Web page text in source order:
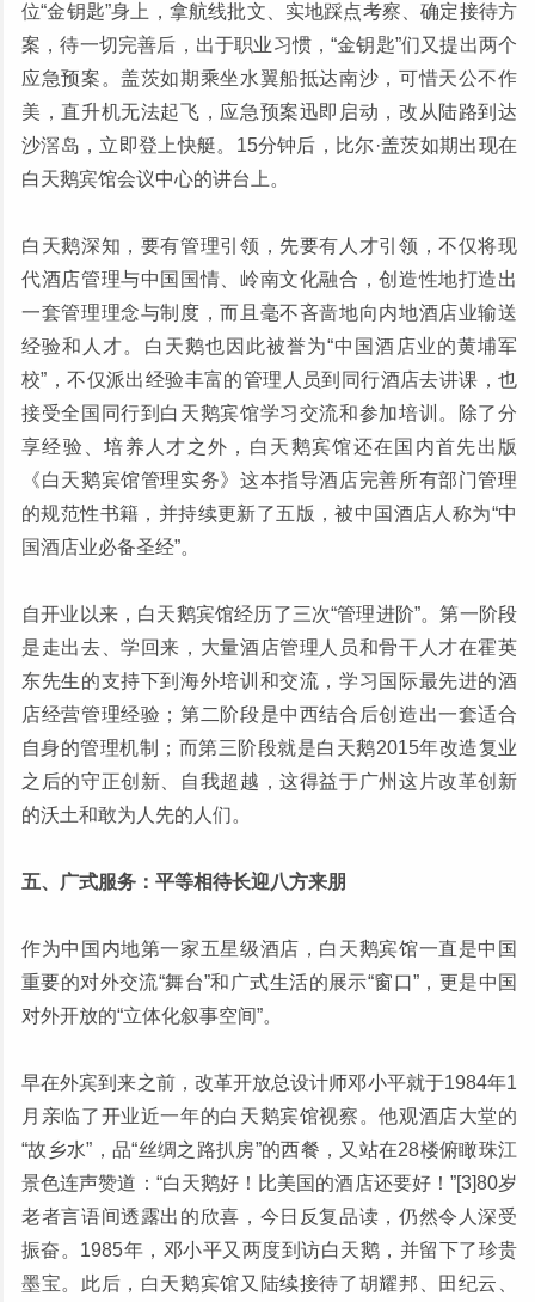
位“金钥匙”身上，拿航线批文、实地踩点考察、确定接待方
案，待一切完善后，出于职业习惯，“金钥匙”们又提出两个
应急预案。盖茨如期乘坐水翼船抵达南沙，可惜天公不作
美，直升机无法起飞，应急预案迅即启动，改从陆路到达
沙滘岛，立即登上快艇。15分钟后，比尔·盖茨如期出现在
白天鹅宾馆会议中心的讲台上。
白天鹅深知，要有管理引领，先要有人才引领，不仅将现
代酒店管理与中国国情、岭南文化融合，创造性地打造出
一套管理理念与制度，而且毫不吝啬地向内地酒店业输送
经验和人才。白天鹅也因此被誉为“中国酒店业的黄埔军
校”，不仅派出经验丰富的管理人员到同行酒店去讲课，也
接受全国同行到白天鹅宾馆学习交流和参加培训。除了分
享经验、培养人才之外，白天鹅宾馆还在国内首先出版
《白天鹅宾馆管理实务》这本指导酒店完善所有部门管理
的规范性书籍，并持续更新了五版，被中国酒店人称为“中
国酒店业必备圣经”。
自开业以来，白天鹅宾馆经历了三次“管理进阶”。第一阶段
是走出去、学回来，大量酒店管理人员和骨干人才在霍英
东先生的支持下到海外培训和交流，学习国际最先进的酒
店经营管理经验；第二阶段是中西结合后创造出一套适合
自身的管理机制；而第三阶段就是白天鹅2015年改造复业
之后的守正创新、自我超越，这得益于广州这片改革创新
的沃土和敢为人先的人们。
五、广式服务：平等相待长迎八方来朋
作为中国内地第一家五星级酒店，白天鹅宾馆一直是中国
重要的对外交流“舞台”和广式生活的展示“窗口”，更是中国
对外开放的“立体化叙事空间”。
早在外宾到来之前，改革开放总设计师邓小平就于1984年1
月亲临了开业近一年的白天鹅宾馆视察。他观酒店大堂的
“故乡水”，品“丝绸之路扒房”的西餐，又站在28楼俯瞰珠江
景色连声赞道：“白天鹅好！比美国的酒店还要好！”[3]80岁
老者言语间透露出的欣喜，今日反复品读，仍然令人深受
振奋。1985年，邓小平又两度到访白天鹅，并留下了珍贵
墨宝。此后，白天鹅宾馆又陆续接待了胡耀邦、田纪云、